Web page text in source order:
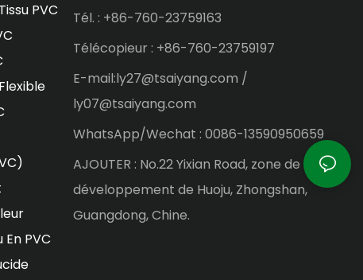
PVC
PVC
Tél. : +86-760-23759163
Télécopieur : +86-760-23759197
E-mail:ly27@tsaiyang.com /
ly07@tsaiyang.com
WhatsApp/Wechat : 0086-13590950659
AJOUTER : No.22 Yixian Road, zone de
développement de Huoju, Zhongshan,
Guangdong, Chine.